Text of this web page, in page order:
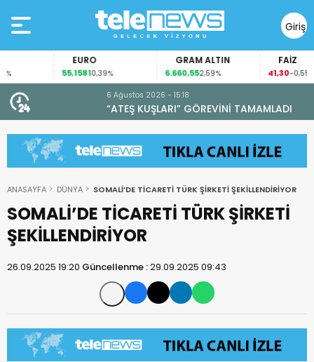
Giriş
Yap
EURO
55,15810,39%
GRAM ALTIN
6.660,552,59%
FAİZ
41,30-0,55%
6 Ağustos 2026 - 15:18
“ATEŞ KUŞLARI” GÖREVİNİ TAMAMLADI
ANASAYFA DÜNYA SOMALİ’DE TİCARETİ TÜRK ŞİRKETİ ŞEKİLLENDİRİYOR
SOMALİ’DE TİCARETİ TÜRK ŞİRKETİ
ŞEKİLLENDİRİYOR
26.09.2025 19:20 Güncellenme :29.09.2025 09:43